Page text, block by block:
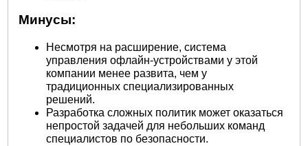
Минусы:
Несмотря на расширение, система
управления офлайн-устройствами у этой
компании менее развита, чем у
традиционных специализированных
решений.
Разработка сложных политик может оказаться
непростой задачей для небольших команд
специалистов по безопасности.